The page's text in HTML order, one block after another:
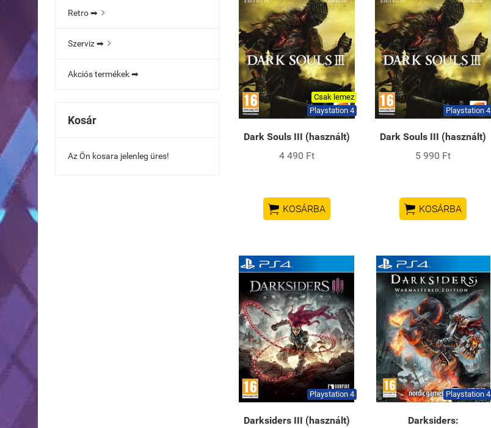
Retro ➡ 
Szerviz ➡ 
Akciós termékek ➡
Kosár
Az Ön kosara jelenleg üres!
Csak lemez
Playstation 4
Dark Souls III (használt)
4 490 Ft
 KOSÁRBA
Playstation 4
Dark Souls III (használt)
5 990 Ft
 KOSÁRBA
Playstation 4
Darksiders III (használt)
Playstation 4
Darksiders: